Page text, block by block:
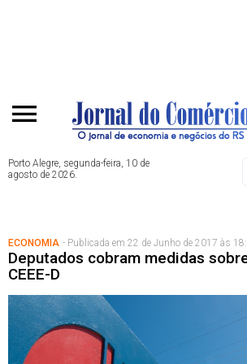
Porto Alegre, segunda-feira, 10 de
agosto de 2026.
ECONOMIA - Publicada em 22 de Junho de 2017 às
Deputados cobram medidas
CEEE-D